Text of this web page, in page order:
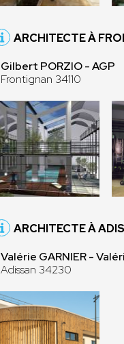
ARCHITECTE À
Gilbert PORZIO - AGP
Frontignan 34110
ARCHITECTE À
Valérie GARNIER -
Adissan 34230